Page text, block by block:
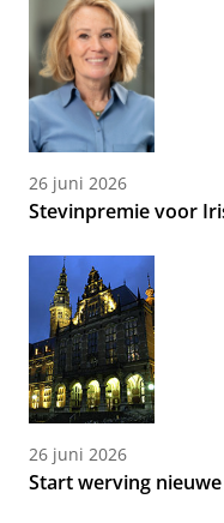
26 juni 2026
Stevinpremie voor
26 juni 2026
Start werving